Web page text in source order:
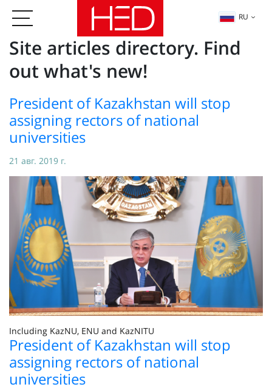
RU
Site articles directory. Find
out what's new!
President of Kazakhstan will stop
assigning rectors of national
universities
21 авг. 2019 г.
Including KazNU, ENU and KazNITU
President of Kazakhstan will stop
assigning rectors of national
universities